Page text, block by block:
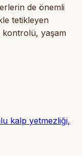
de önemli
tetikleyen
kontrolü, yaşam
kalp yetmezliği,